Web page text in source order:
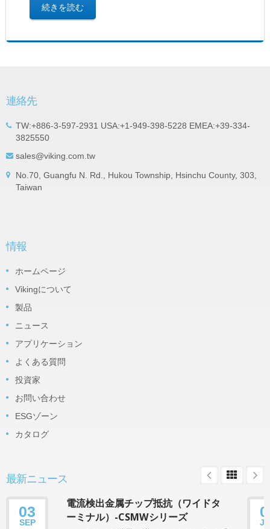
続きを読む
連絡先
TW:+886-3-597-2931 USA:+1-949-398-5228 EMEA:+39-334-
3825550
sales@viking.com.tw
No.70, Guangfu N. Rd., Hukou Township, Hsinchu County, 303,
Taiwan
情報
ホームページ
Vikingについて
製品
ニュース
アプリケーション
よくある質問
投資家
お問い合わせ
ESGゾーン
カタログ
最新ニュース
03
SEP
電流検出金属チップ抵抗（ワイドタ
ーミナル）-CSMWシリーズ